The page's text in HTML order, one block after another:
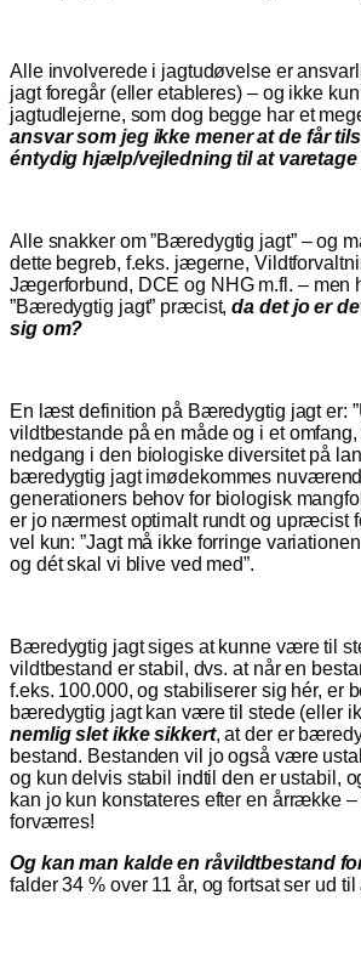
Alle involverede i jagtudøvelse er
jagt foregår (eller etableres) – og ikke
jagtudlejerne, som dog begge har et
ansvar som jeg ikke mener at de får
éntydig hjælp/vejledning til at
Alle snakker om ”Bæredygtig jagt” – og
dette begreb, f.eks. jægerne,
Jægerforbund, DCE og NHG m.fl. – men
”Bæredygtig jagt” præcist,da det jo er
sig om?
En læst definition på Bæredygtig jagt er:
vildtbestande på en måde og i et
nedgang i den biologiske diversitet på
bæredygtig jagt imødekommes
generationers behov for biologisk
er jo nærmest optimalt rundt og upræcist
vel kun: ”Jagt må ikke forringe
og dét skal vi blive ved med”.
Bæredygtig jagt siges at kunne være til
vildtbestand er stabil, dvs. at når en
f.eks. 100.000, og stabiliserer sig hér, er
bæredygtig jagt kan være til stede (eller
nemlig slet ikke sikkert, at der er
bestand. Bestanden vil jo også være
og kun delvis stabil indtil den er ustabil,
kan jo kun konstateres efter en årrække
forværres!
Og kan man kalde en råvildtbestand
falder 34 % over 11 år, og fortsat ser ud